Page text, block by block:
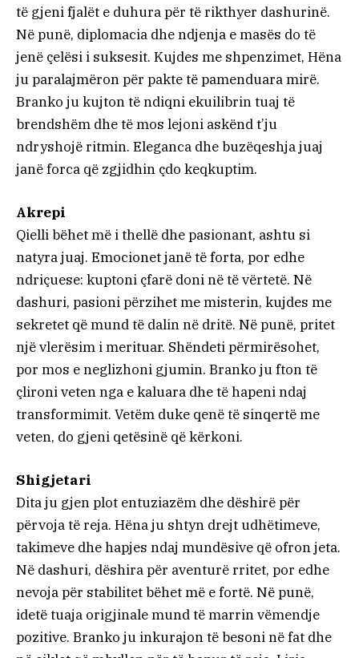
të gjeni fjalët e duhura për të rikthyer dashurinë.
Në punë, diplomacia dhe ndjenja e masës do të
jenë çelësi i suksesit. Kujdes me shpenzimet, Hëna
ju paralajmëron për pakte të pamenduara mirë.
Branko ju kujton të ndiqni ekuilibrin tuaj të
brendshëm dhe të mos lejoni askënd t’ju
ndryshojë ritmin. Eleganca dhe buzëqeshja juaj
janë forca që zgjidhin çdo keqkuptim.
Akrepi
Qielli bëhet më i thellë dhe pasionant, ashtu si
natyra juaj. Emocionet janë të forta, por edhe
ndriçuese: kuptoni çfarë doni në të vërtetë. Në
dashuri, pasioni përzihet me misterin, kujdes me
sekretet që mund të dalin në dritë. Në punë, pritet
një vlerësim i merituar. Shëndeti përmirësohet,
por mos e neglizhoni gjumin. Branko ju fton të
çlironi veten nga e kaluara dhe të hapeni ndaj
transformimit. Vetëm duke qenë të sinqertë me
veten, do gjeni qetësinë që kërkoni.
Shigjetari
Dita ju gjen plot entuziazëm dhe dëshirë për
përvoja të reja. Hëna ju shtyn drejt udhëtimeve,
takimeve dhe hapjes ndaj mundësive që ofron jeta.
Në dashuri, dëshira për aventurë rritet, por edhe
nevoja për stabilitet bëhet më e fortë. Në punë,
idetë tuaja origjinale mund të marrin vëmendje
pozitive. Branko ju inkurajon të besoni në fat dhe